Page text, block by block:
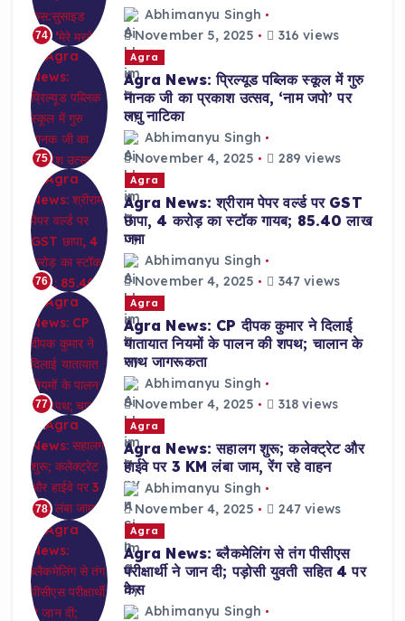
74
Abhimanyu Singh
November 5, 2025
316 views
75
Agra
Agra News: प्रिल्यूड पब्लिक स्कूल में गुरु
नानक जी का प्रकाश उत्सव, ‘नाम जपो’ पर
लघु नाटिका
Abhimanyu Singh
November 4, 2025
289 views
76
Agra
Agra News: श्रीराम पेपर वर्ल्ड पर GST
छापा, 4 करोड़ का स्टॉक गायब; 85.40 लाख
जमा
Abhimanyu Singh
November 4, 2025
347 views
77
Agra
Agra News: CP दीपक कुमार ने दिलाई
यातायात नियमों के पालन की शपथ; चालान के
साथ जागरूकता
Abhimanyu Singh
November 4, 2025
318 views
78
Agra
Agra News: सहालग शुरू; कलेक्ट्रेट और
हाईवे पर 3 KM लंबा जाम, रेंग रहे वाहन
Abhimanyu Singh
November 4, 2025
247 views
Agra
Agra News: ब्लैकमेलिंग से तंग पीसीएस
परीक्षार्थी ने जान दी; पड़ोसी युवती सहित 4 पर
केस
Abhimanyu Singh